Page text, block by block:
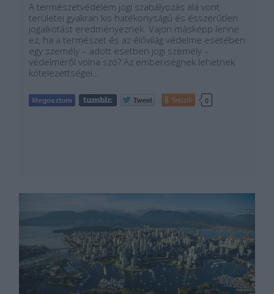
A természetvédelem jogi szabályozás alá vont
területei gyakran kis hatékonyságú és ésszerűtlen
jogalkotást eredményeznek. Vajon másképp lenne
ez, ha a természet és az élővilág védelme esetében
egy személy – adott esetben jogi személy –
védelméről volna szó? Az emberiségnek lehetnek
kötelezettségei…
Tetszik 0